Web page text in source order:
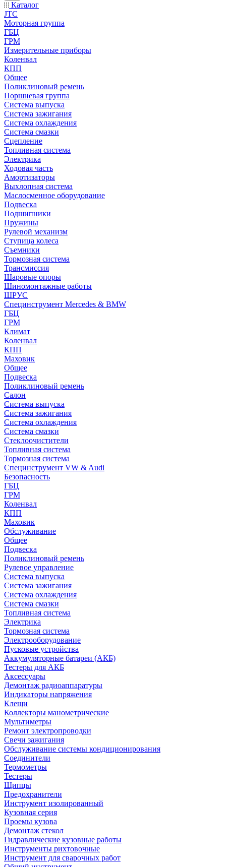
Каталог
JTC
Моторная группа
ГБЦ
ГРМ
Измерительные приборы
Коленвал
КПП
Общее
Поликлиновый ремень
Поршневая группа
Система выпуска
Система зажигания
Система охлаждения
Система смазки
Сцепление
Топливная система
Электрика
Ходовая часть
Амортизаторы
Выхлопная система
Маслосменное оборудование
Подвеска
Подшипники
Пружины
Рулевой механизм
Ступица колеса
Съемники
Тормозная система
Трансмиссия
Шаровые опоры
Шиномонтажные работы
ШРУС
Специнструмент Mercedes & BMW
ГБЦ
ГРМ
Климат
Коленвал
КПП
Маховик
Общее
Подвеска
Поликлиновый ремень
Салон
Система выпуска
Система зажигания
Система охлаждения
Система смазки
Стеклоочистители
Топливная система
Тормозная система
Специнструмент VW & Audi
Безопасность
ГБЦ
ГРМ
Коленвал
КПП
Маховик
Обслуживание
Общее
Подвеска
Поликлиновый ремень
Рулевое управление
Система выпуска
Система зажигания
Система охлаждения
Система смазки
Топливная система
Электрика
Тормозная система
Электрооборудование
Пусковые устройства
Аккумуляторные батареи (АКБ)
Тестеры для АКБ
Аксессуары
Демонтаж радиоаппаратуры
Индикаторы напряжения
Клещи
Коллекторы манометрические
Мультиметры
Ремонт электропроводки
Свечи зажигания
Обслуживание системы кондиционирования
Соединители
Термометры
Тестеры
Щипцы
Предохранители
Инструмент изолированный
Кузовная серия
Проемы кузова
Демонтаж стекол
Гидравлические кузовные работы
Инструменты рихтовочные
Инструмент для сварочных работ